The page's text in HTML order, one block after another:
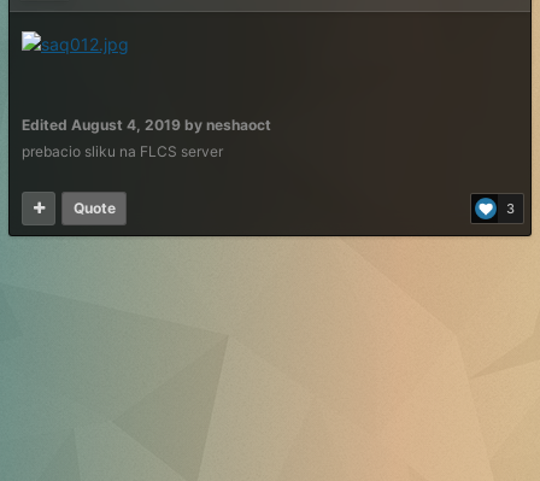
Edited August 4, 2019 by neshaoct
prebacio sliku na FLCS server
3
Quote